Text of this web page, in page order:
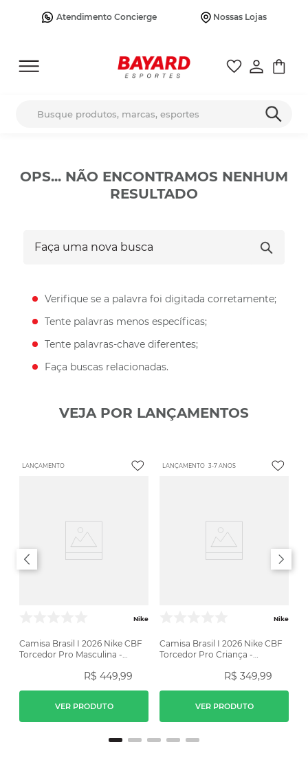
Atendimento Concierge Nossas Lojas
OPS... NÃO ENCONTRAMOS NENHUM
RESULTADO
Verifique se a palavra foi digitada corretamente;
Tente palavras menos específicas;
Tente palavras-chave diferentes;
Faça buscas relacionadas.
VEJA POR LANÇAMENTOS
LANÇAMENTO
Nike
Camisa Brasil I 2026 Nike CBF
Torcedor Pro Masculina -
R$ 449,99
VER PRODUTO
LANÇAMENTO 3-7 ANOS
Nike
Camisa Brasil I 2026 Nike CBF
Torcedor Pro Criança -
R$ 349,99
VER PRODUTO